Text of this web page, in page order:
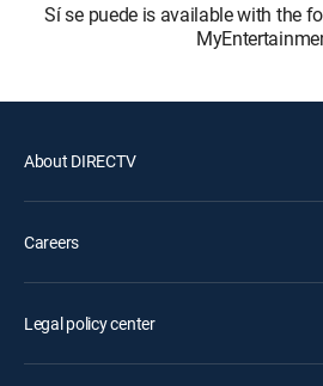
Sí se puede is available with the
About DIRECTV
Careers
Legal policy center